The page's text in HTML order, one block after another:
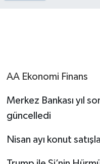
AA Ekonomi Finans
Merkez Bankası yıl
güncelledi
Nisan ayı konut